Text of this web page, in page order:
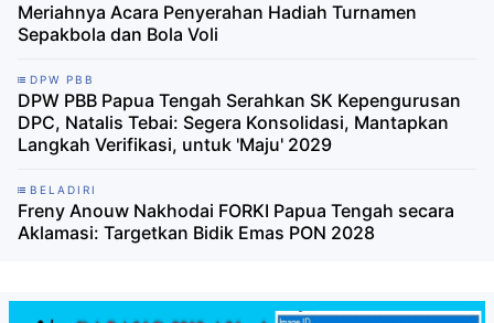
Meriahnya Acara Penyerahan Hadiah Turnamen
Sepakbola dan Bola Voli
DPW PBB
DPW PBB Papua Tengah Serahkan SK Kepengurusan
DPC, Natalis Tebai: Segera Konsolidasi, Mantapkan
Langkah Verifikasi, untuk 'Maju' 2029
BELADIRI
Freny Anouw Nakhodai FORKI Papua Tengah secara
Aklamasi: Targetkan Bidik Emas PON 2028